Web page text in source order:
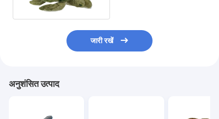
जारी रखें
अनुशंसित उत्पाद